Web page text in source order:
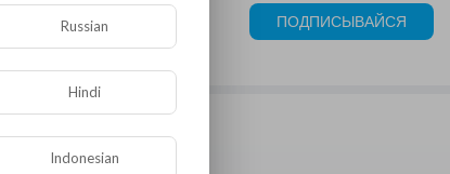
ПОДПИСЫВАЙСЯ
Russian
Hindi
Indonesian